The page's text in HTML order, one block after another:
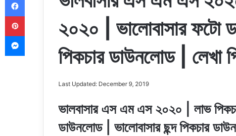
২০২০ | ভালোবাসার ফটো
পিকচার ডাউনলোড | লেখা
Last Updated: December 9, 2019
ভালবাসার এস এম এস ২০২০ | লাভ
ডাউনলোড | ভালোবাসার ছন্দ পিকচার
Pinterest
Messenger